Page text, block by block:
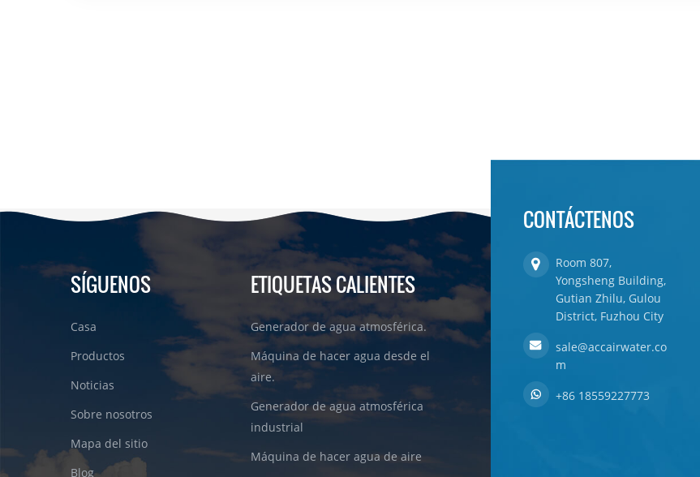
SÍGUENOS
Casa
Productos
Noticias
Sobre nosotros
Mapa del sitio
Blog
ETIQUETAS CALIENTES
Generador de agua atmosférica.
Máquina de hacer agua desde el
aire.
Generador de agua atmosférica
industrial
Máquina de hacer agua de aire
CONTÁCTENOS
Room 807,
Yongsheng Building,
Gutian Zhilu, Gulou
District, Fuzhou City
sale@accairwater.co
m
+86 18559227773